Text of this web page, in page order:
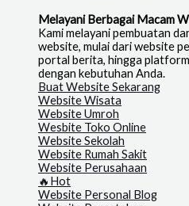
Melayani Berbagai Macam
Kami melayani pembuatan
website, mulai dari website
portal berita, hingga
dengan kebutuhan Anda.
Buat Website Sekarang
Website Wisata
Website Umroh
Wesbite Toko Online
Website Sekolah
Website Rumah Sakit
Website Perusahaan
🔥Hot
Website Personal Blog